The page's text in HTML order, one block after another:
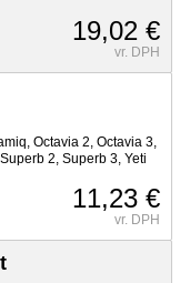
19,02 €
vr. DPH
Octavia 2, Octavia 3,
2, Superb 3, Yeti
11,23 €
vr. DPH